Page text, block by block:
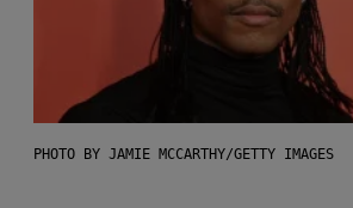
PHOTO BY JAMIE MCCARTHY/GETTY IMAGES